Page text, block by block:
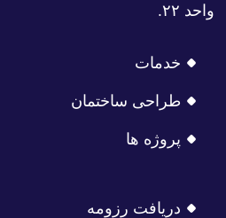
واحد ۲۲.
خدمات
طراحی ساختمان
پروژه ها
دریافت رزومه